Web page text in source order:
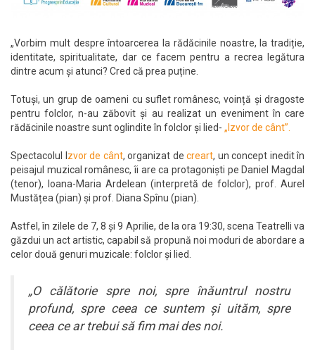
„Vorbim mult despre întoarcerea la rădăcinile noastre, la tradiție,
identitate, spiritualitate, dar ce facem pentru a recrea legătura
dintre acum și atunci? Cred că prea puține.
Totuși, un grup de oameni cu suflet românesc, voință și dragoste
pentru folclor, n-au zăbovit și au realizat un eveniment în care
rădăcinile noastre sunt oglindite în folclor și lied- „Izvor de cânt”.
Spectacolul I zvor de cânt, organizat de creart, un concept inedit în
peisajul muzical românesc, îi are ca protagoniști pe Daniel Magdal
(tenor), Ioana-Maria Ardelean (interpretă de folclor), prof. Aurel
Mustățea (pian) și prof. Diana Spînu (pian).
Astfel, în zilele de 7, 8 și 9 Aprilie, de la ora 19:30, scena Teatrelli va
găzdui un act artistic, capabil să propună noi moduri de abordare a
celor două genuri muzicale: folclor și lied.
„O călătorie spre noi, spre înăuntrul nostru
profund, spre ceea ce suntem și uităm, spre
ceea ce ar trebui să fim mai des noi.